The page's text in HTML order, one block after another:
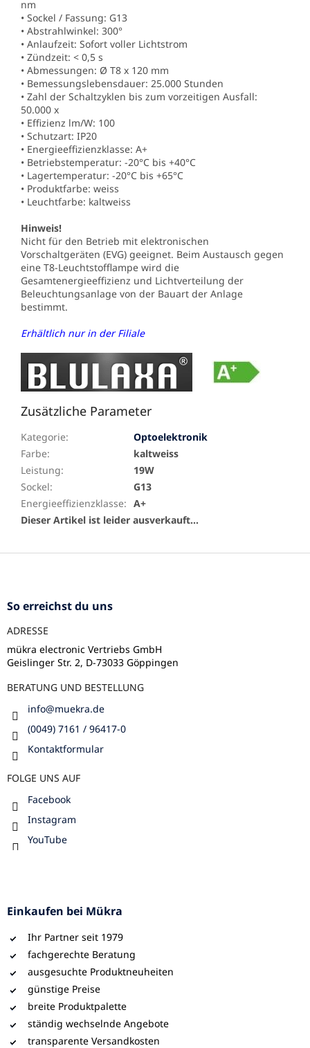
nm
• Sockel / Fassung: G13
• Abstrahlwinkel: 300°
• Anlaufzeit: Sofort voller Lichtstrom
• Zündzeit: < 0,5 s
• Abmessungen: Ø T8 x 120 mm
• Bemessungslebensdauer: 25.000 Stunden
• Zahl der Schaltzyklen bis zum vorzeitigen Ausfall:
50.000 x
• Effizienz lm/W: 100
• Schutzart: IP20
• Energieeffizienzklasse: A+
• Betriebstemperatur: -20°C bis +40°C
• Lagertemperatur: -20°C bis +65°C
• Produktfarbe: weiss
• Leuchtfarbe: kaltweiss
Hinweis!
Nicht für den Betrieb mit elektronischen
Vorschaltgeräten (EVG) geeignet. Beim Austausch gegen
eine T8-Leuchtstofflampe wird die
Gesamtenergieeffizienz und Lichtverteilung der
Beleuchtungsanlage von der Bauart der Anlage
bestimmt.
Erhältlich nur in der Filiale
Zusätzliche Parameter
Kategorie:
Optoelektronik
Farbe:
kaltweiss
Leistung:
19W
Sockel:
G13
Energieeffizienzklasse: A+
Dieser Artikel ist leider ausverkauft…
F
So erreichst du uns
ADRESSE
mükra electronic Vertriebs GmbH
Geislinger Str. 2, D-73033 Göppingen
BERATUNG UND BESTELLUNG
info@muekra.de
(0049) 7161 / 96417-0
Kontaktformular
FOLGE UNS AUF
Facebook
Instagram
YouTube
Einkaufen bei Mükra
Ihr Partner seit 1979
fachgerechte Beratung
ausgesuchte Produktneuheiten
günstige Preise
breite Produktpalette
ständig wechselnde Angebote
transparente Versandkosten